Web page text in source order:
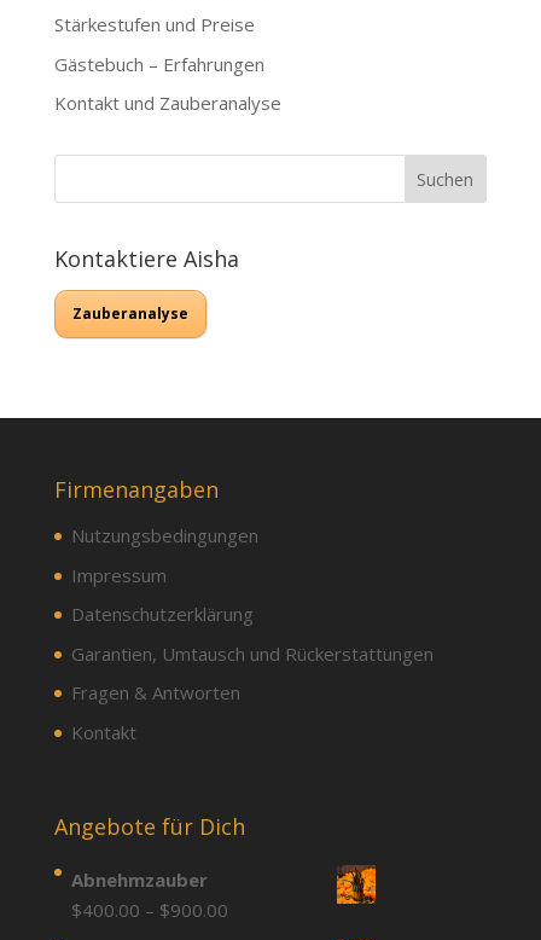
Stärkestufen und Preise
Gästebuch – Erfahrungen
Kontakt und Zauberanalyse
Kontaktiere Aisha
Zauberanalyse
Firmenangaben
Nutzungsbedingungen
Impressum
Datenschutzerklärung
Garantien, Umtausch und Rückerstattungen
Fragen & Antworten
Kontakt
Angebote für Dich
Abnehmzauber
$400.00 – $900.00Price